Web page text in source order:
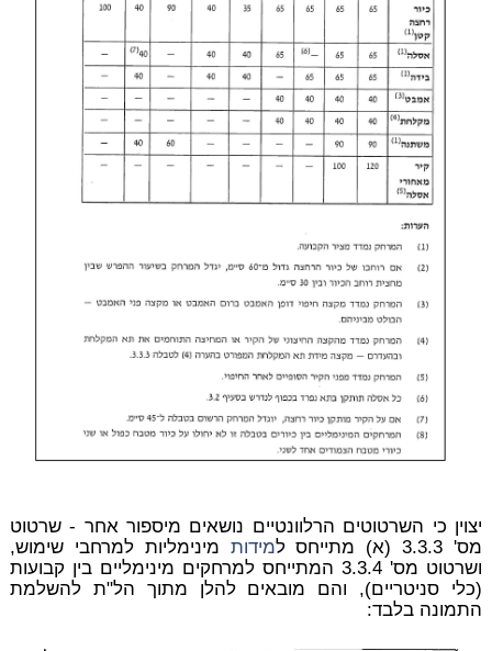
יצוין כי השרטוטים הרלוונטיים נושאים מיספור אחר - שרטוט
מס' 3.3.3 (א) מתייחס ל
מידות מינימליות למרחבי שימוש,
ושרטוט מס' 3.3.4 המתייחס למרחקים מינימליים בין קבועות
(כלי סניטריים), והם מובאים להלן מתוך הל"ת להשלמת
התמונה בלבד: